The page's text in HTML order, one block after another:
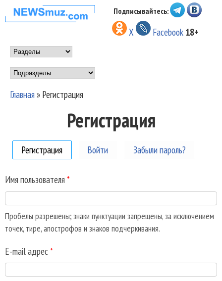
Перейти к основному
содержанию
НОВОСТИ
МУЗЫКИ И
ШОУ БИЗНЕСА
NEWSMUZ.COM
Подписывайтесь:
X Facebook 18+
Main menu
Подразделы
Главная» Регистрация
Регистрация
Регистрация (активная вкладка)
Войти Забыли пароль?
Имя пользователя *
Пробелы разрешены; знаки пунктуации запрещены, за исключением
точек, тире, апострофов и знаков подчеркивания.
E-mail адрес *